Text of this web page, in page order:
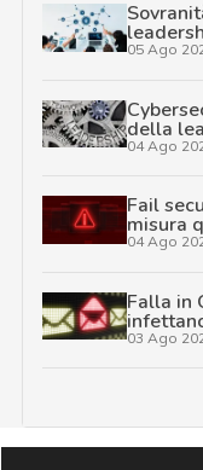
05 Ago
della
04 Ago
Fail
misura
04 Ago
Falla in
03 Ago